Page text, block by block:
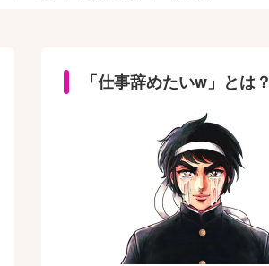
「仕事辞めたいw」とは？